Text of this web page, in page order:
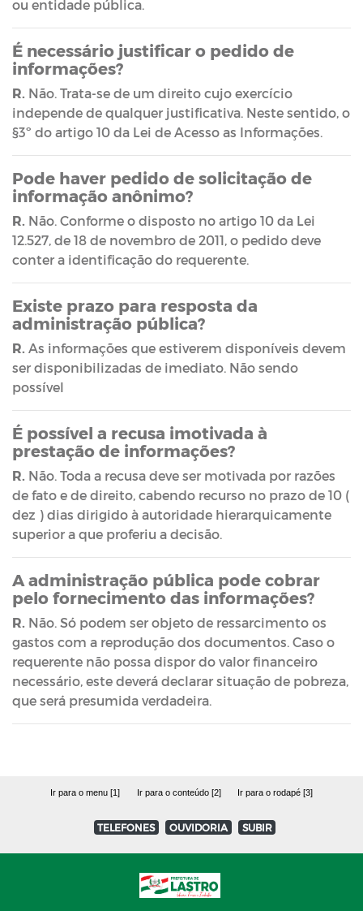
ou entidade pública.
É necessário justificar o pedido de
informações?
R. Não. Trata-se de um direito cujo exercício
independe de qualquer justificativa. Neste sentido, o
§3º do artigo 10 da Lei de Acesso as Informações.
Pode haver pedido de solicitação de
informação anônimo?
R. Não. Conforme o disposto no artigo 10 da Lei
12.527, de 18 de novembro de 2011, o pedido deve
conter a identificação do requerente.
Existe prazo para resposta da
administração pública?
R. As informações que estiverem disponíveis devem
ser disponibilizadas de imediato. Não sendo
possível
É possível a recusa imotivada à
prestação de informações?
R. Não. Toda a recusa deve ser motivada por razões
de fato e de direito, cabendo recurso no prazo de 10 (
dez ) dias dirigido à autoridade hierarquicamente
superior a que proferiu a decisão.
A administração pública pode cobrar
pelo fornecimento das informações?
R. Não. Só podem ser objeto de ressarcimento os
gastos com a reprodução dos documentos. Caso o
requerente não possa dispor do valor financeiro
necessário, este deverá declarar situação de pobreza,
que será presumida verdadeira.
Ir para o menu [1] Ir para o conteúdo [2] Ir para o rodapé [3]
TELEFONES OUVIDORIA SUBIR